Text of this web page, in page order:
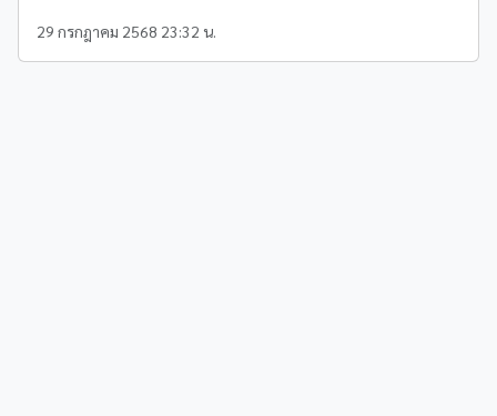
29 กรกฎาคม 2568 23:32 น.